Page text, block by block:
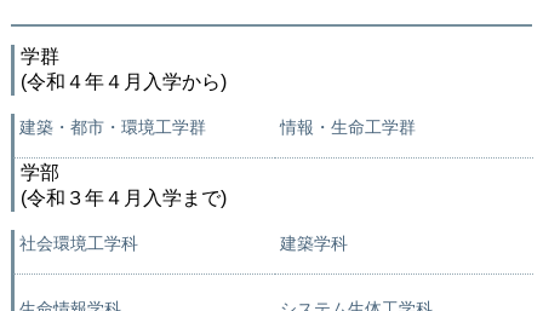
学群
(令和４年４月入学から)
建築・都市・環境工学群 情報・生命工学群
学部
(令和３年４月入学まで)
社会環境工学科 建築学科